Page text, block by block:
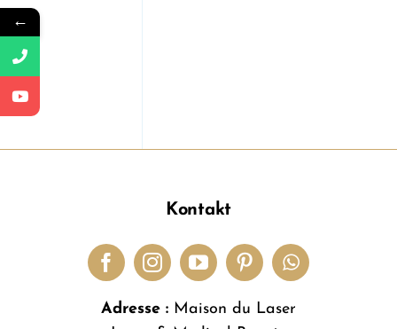
Kontakt
Adresse : Maison du Laser
←